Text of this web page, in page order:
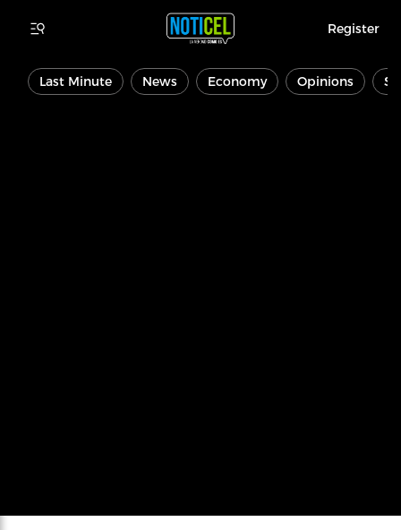
Register
Last Minute News Economy Opinions